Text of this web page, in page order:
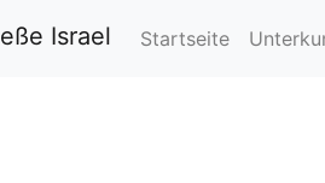
Israel Startseite